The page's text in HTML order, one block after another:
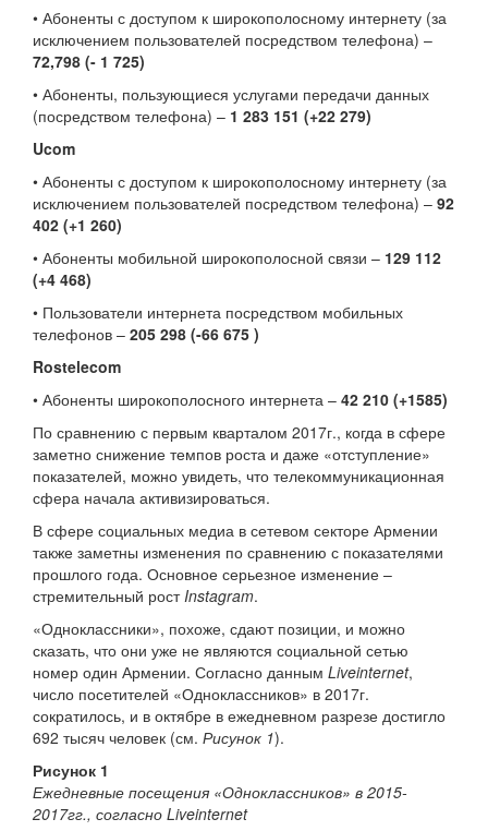
• Абоненты с доступом к широкополосному интернету (за
исключением пользователей посредством телефона) –
72,798 (- 1 725)
• Абоненты, пользующиеся услугами передачи данных
(посредством телефона) – 1 283 151 (+22 279)
Ucom
• Абоненты с доступом к широкополосному интернету (за
исключением пользователей посредством телефона) – 92
402 (+1 260)
• Абоненты мобильной широкополосной связи – 129 112
(+4 468)
• Пользователи интернета посредством мобильных
телефонов – 205 298 (-66 675 )
Rostelecom
• Абоненты широкополосного интернета – 42 210 (+1585)
По сравнению с первым кварталом 2017г., когда в сфере
заметно снижение темпов роста и даже «отступление»
показателей, можно увидеть, что телекоммуникационная
сфера начала активизироваться.
В сфере социальных медиа в сетевом секторе Армении
также заметны изменения по сравнению с показателями
прошлого года. Основное серьезное изменение –
стремительный ростInstagram.
«Одноклассники», похоже, сдают позиции, и можно
сказать, что они уже не являются социальной сетью
номер один Армении. Согласно данным Liveinternet,
число посетителей «Одноклассников» в 2017г.
сократилось, и в октябре в ежедневном разрезе достигло
692 тысяч человек (см. Рисунок 1).
Рисунок 1
Ежедневные посещения «Одноклассников» в 2015-
2017гг., согласно Liveinternet